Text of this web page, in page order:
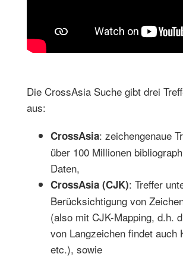
Die CrossAsia Suche gibt drei
aus:
CrossAsia: zeichengenaue
über 100 Millionen
Daten,
CrossAsia (CJK): Treffer
Berücksichtigung von
(also mit CJK-Mapping, d.h.
von Langzeichen findet auch
etc.), sowie